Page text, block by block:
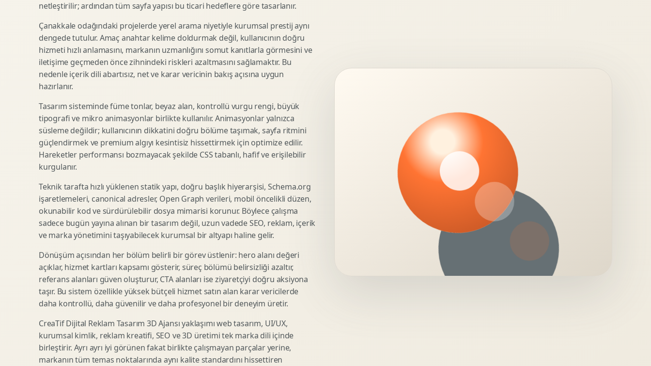
Uluslararasi SEO
SEO Icerik Stratejisi
Schema Markup Optimizasyonu
Cgi Kampanya Gorseli
3D Karakter Tasarimi
3D Stand Tasarimi
3D Sosyal Medya Gorseli
3D Lansman Filmi
Endustriyel Modelleme
Low Poly Modelleme
High Poly Modelleme
3D Render Alma
Teknik Modelleme
Premium Ambalaj Tasarimi
Etiket Tasarimi
Kutu Tasarimi
Raf Gorunurlugu
Gida Ambalaj Tasarimi
Kozmetik Ambalaj Tasarimi
E Ticaret Kutu Tasarimi
Ambalaj Mockup Tasarimi
Afis Tasarimi
Brosur Tasarimi
Sosyal Medya Gorsel Tasarimi
Sunum Tasarimi
Infografik Tasarimi
Fuaye Gorsel Tasarimi
Kurumsal Ilan Tasarimi
Marka Stratejisi
Marka Konumlandirma
Isimlendirme
Rekabet Analizi
Marka Mimarisi
Deger Onerisi Tasarimi
Pazara Giris Stratejisi
Shopify Tasarim
Woocommerce Tasarim
Eticaret UX Optimizasyonu
Urun Sayfasi Tasarimi
Sepet Odeme UX
Pazaryeri Marka Magazasi
Eticaret SEO Altyapisi
Lead Generation Landing Page
Reklam Landing Page
Urun Lansman Sayfasi
Ab Test Arayuzu
App Landing Page
Form Optimizasyonu
Sales Page Tasarimi
Display Banner Tasarimi
Video Reklam Kreatifi
Outdoor Reklam Tasarimi
Story Reklam Tasarimi
Statik Reklam Gorseli
Motion Banner Tasarimi
netleştirilir; ardından tüm sayfa yapısı bu ticari hedeflere göre tasarlanır.
Çanakkale odağındaki projelerde yerel arama niyetiyle kurumsal prestij aynı
dengede tutulur. Amaç anahtar kelime doldurmak değil, kullanıcının doğru
hizmeti hızlı anlamasını, markanın uzmanlığını somut kanıtlarla görmesini ve
iletişime geçmeden önce zihnindeki riskleri azaltmasını sağlamaktır. Bu
nedenle içerik dili abartısız, net ve karar vericinin bakış açısına uygun
hazırlanır.
Tasarım sisteminde füme tonlar, beyaz alan, kontrollü vurgu rengi, büyük
tipografi ve mikro animasyonlar birlikte kullanılır. Animasyonlar yalnızca
süsleme değildir; kullanıcının dikkatini doğru bölüme taşımak, sayfa ritmini
güçlendirmek ve premium algıyı kesintisiz hissettirmek için optimize edilir.
Hareketler performansı bozmayacak şekilde CSS tabanlı, hafif ve erişilebilir
kurgulanır.
Teknik tarafta hızlı yüklenen statik yapı, doğru başlık hiyerarşisi, Schema.org
işaretlemeleri, canonical adresler, Open Graph verileri, mobil öncelikli düzen,
okunabilir kod ve sürdürülebilir dosya mimarisi korunur. Böylece çalışma
sadece bugün yayına alınan bir tasarım değil, uzun vadede SEO, reklam, içerik
ve marka yönetimini taşıyabilecek kurumsal bir altyapı haline gelir.
Dönüşüm açısından her bölüm belirli bir görev üstlenir: hero alanı değeri
açıklar, hizmet kartları kapsamı gösterir, süreç bölümü belirsizliği azaltır,
referans alanları güven oluşturur, CTA alanları ise ziyaretçiyi doğru aksiyona
taşır. Bu sistem özellikle yüksek bütçeli hizmet satın alan karar vericilerde
daha kontrollü, daha güvenilir ve daha profesyonel bir deneyim üretir.
CreaTif Dijital Reklam Tasarım 3D Ajansı yaklaşımı web tasarım, UI/UX,
kurumsal kimlik, reklam kreatifi, SEO ve 3D üretimi tek marka dili içinde
birleştirir. Ayrı ayrı iyi görünen fakat birlikte çalışmayan parçalar yerine,
markanın tüm temas noktalarında aynı kalite standardını hissettiren